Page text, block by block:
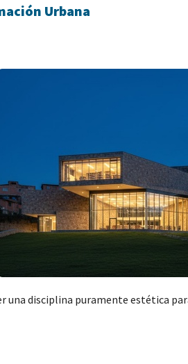
Urbana
una disciplina puramente estética